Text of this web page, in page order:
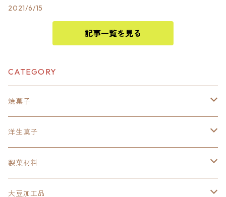
2021/6/15
記事一覧を見る
CATEGORY
焼菓子
胡椒餅
岩崎食品胡椒餅
パウンドケーキ
ホットク
洋生菓子
アップルパイ
青森ふじりんごパイ
あんこパイ
製菓材料
台湾カステラミックス
大豆加工品